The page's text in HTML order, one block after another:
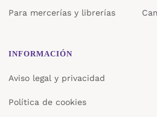
Para mercerías y librerías
INFORMACIÓN
Aviso legal y privacidad
Política de cookies